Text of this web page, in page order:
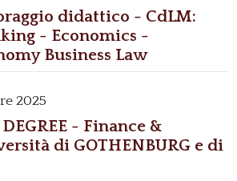
didattico - CdLM:
- Economics -
Business Law
2025
- Finance &
di GOTHENBURG e di